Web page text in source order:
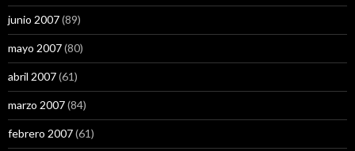
junio 2007(89)
mayo 2007(80)
abril 2007(61)
marzo 2007(84)
febrero 2007(61)